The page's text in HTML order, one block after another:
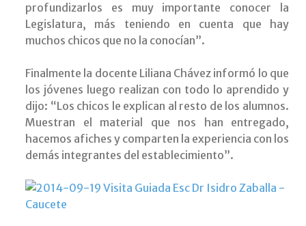
profundizarlos es muy importante conocer la
Legislatura, más teniendo en cuenta que hay
muchos chicos que no la conocían”.
Finalmente la docente Liliana Chávez informó lo que
los jóvenes luego realizan con todo lo aprendido y
dijo: “Los chicos le explican al resto de los alumnos.
Muestran el material que nos han entregado,
hacemos afiches y comparten la experiencia con los
demás integrantes del establecimiento”.